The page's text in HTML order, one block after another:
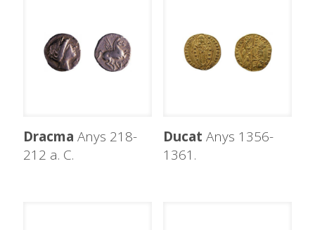
Dracma Anys 218-
212 a. C.
Ducat Anys 1356-
1361.